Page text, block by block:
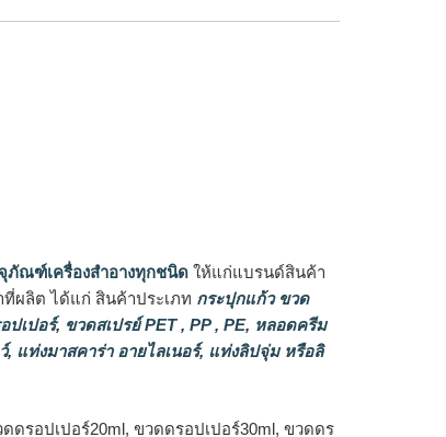
ภัณฑ์เครื่องสำอางทุกชนิด ให้แก่แบรนด์สินค้า
ที่ผลิต ได้แก่ สินค้าประเภท กระปุกแก้ว ขวด
ปเปอร์, ขวดสเปรย์ PET , PP , PE, หลอดครีม
, แท่งมาสคาร่า อายไลเนอร์, แท่งลิปจุ่ม หรือลิ
รอปเปอร์20ml, ขวดดรอปเปอร์30ml, ขวดดร